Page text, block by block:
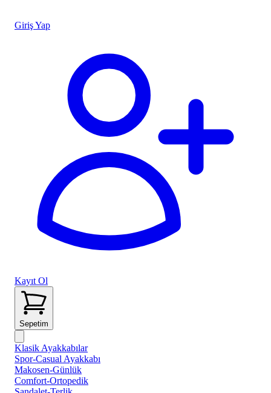
Giriş Yap
Kayıt Ol
Sepetim
Klasik Ayakkabılar
Spor-Casual Ayakkabı
Makosen-Günlük
Comfort-Ortopedik